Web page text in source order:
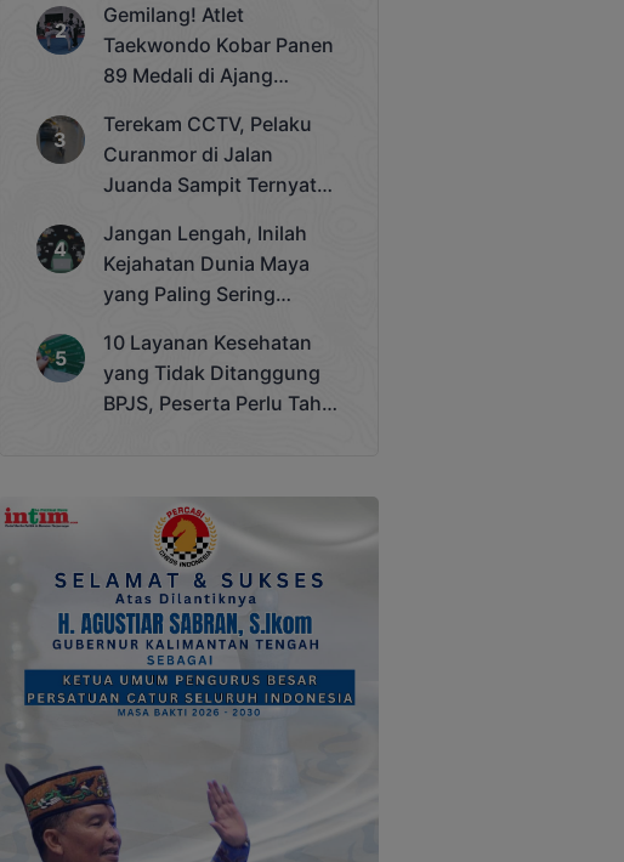
Gemilang! Atlet
Taekwondo Kobar Panen
89 Medali di Ajang
Cup 2025
Terekam CCTV, Pelaku
Curanmor di Jalan
Juanda Sampit Ternyata
Jangan Lengah, Inilah
Kejahatan Dunia Maya
yang Paling Sering
10 Layanan Kesehatan
yang Tidak Ditanggung
BPJS, Peserta Perlu Tahu